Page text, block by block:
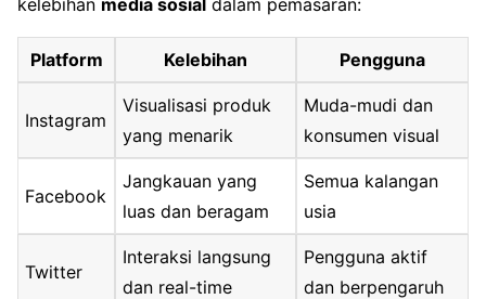
Platform Kelebihan Pengguna
Instagram
Visualisasi produk
yang menarik
Muda-mudi dan
konsumen visual
Facebook
Jangkauan yang
luas dan beragam
Semua kalangan
usia
Twitter
Interaksi langsung
dan real-time
Pengguna aktif
dan berpengaruh